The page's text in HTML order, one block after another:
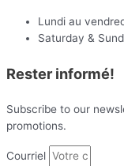
Lundi au
Saturday &
Rester informé!
Subscribe to our
promotions.
Courriel